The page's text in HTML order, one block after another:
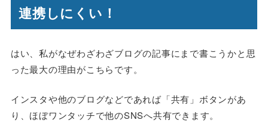
連携しにくい！
はい、私がなぜわざわざブログの記事にまで書こうかと思
った最大の理由がこちらです。
インスタや他のブログなどであれば「共有」ボタンがあ
り、ほぼワンタッチで他のSNSへ共有できます。